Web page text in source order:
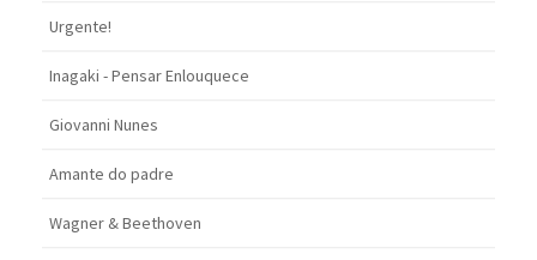
Urgente!
Inagaki - Pensar Enlouquece
Giovanni Nunes
Amante do padre
Wagner & Beethoven